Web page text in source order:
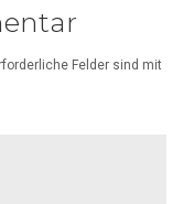
Felder sind mit